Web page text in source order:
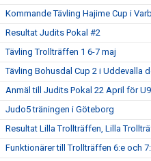
Kommande Tävling Hajime Cup i
Resultat Judits Pokal #2
Tävling Trollträffen 1 6-7 maj
Tävling Bohusdal Cup 2 i Uddevalla
Anmäl till Judits Pokal 22 April för
Judo5 träningen i Göteborg
Resultat Lilla Trollträffen, Lilla
Funktionärer till Trollträffen 6:e och